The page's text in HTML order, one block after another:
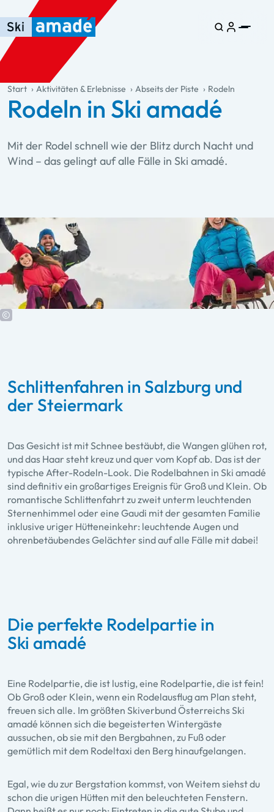
Zum Haupt-Inhalt springen
Springe zur Tabelle
Zur Haupt-Navigation springen
general.table-of-content
Start Aktivitäten & Erlebnisse Abseits der Piste Rodeln
Rodeln in Ski amadé
Mit der Rodel schnell wie der Blitz durch Nacht und
Wind – das gelingt auf alle Fälle in Ski amadé.
Schlittenfahren in Salzburg und
der Steiermark
Das Gesicht ist mit Schnee bestäubt, die Wangen glühen rot,
und das Haar steht kreuz und quer vom Kopf ab. Das ist der
typische After-Rodeln-Look. Die Rodelbahnen in Ski amadé
sind definitiv ein großartiges Ereignis für Groß und Klein. Ob
romantische Schlittenfahrt zu zweit unterm leuchtenden
Sternenhimmel oder eine Gaudi mit der gesamten Familie
inklusive uriger Hütteneinkehr: leuchtende Augen und
ohrenbetäubendes Gelächter sind auf alle Fälle mit dabei!
Die perfekte Rodelpartie in
Ski amadé
Eine Rodelpartie, die ist lustig, eine Rodelpartie, die ist fein!
Ob Groß oder Klein, wenn ein Rodelausflug am Plan steht,
freuen sich alle. Im größten Skiverbund Österreichs Ski
amadé können sich die begeisterten Wintergäste
aussuchen, ob sie mit den Bergbahnen, zu Fuß oder
gemütlich mit dem Rodeltaxi den Berg hinaufgelangen.
Egal, wie du zur Bergstation kommst, von Weitem siehst du
schon die urigen Hütten mit den beleuchteten Fenstern.